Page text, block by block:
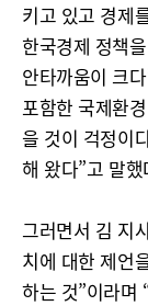
키고 있고 경제
한국경제 정책
안타까움이 크
포함한 국제환
을 것이 걱정이
해 왔다”고 말했
그러면서 김 지
치에 대한 제언
하는 것”이라며